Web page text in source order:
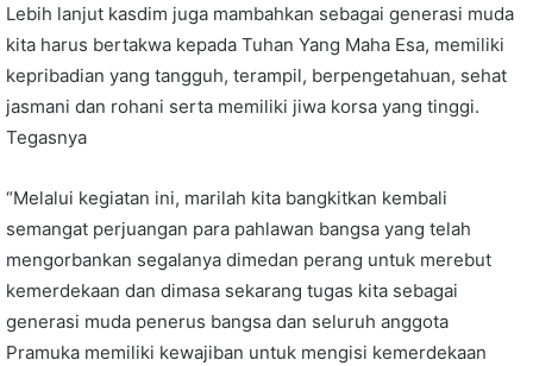
Lebih lanjut kasdim juga mambahkan sebagai generasi muda
kita harus bertakwa kepada Tuhan Yang Maha Esa, memiliki
kepribadian yang tangguh, terampil, berpengetahuan, sehat
jasmani dan rohani serta memiliki jiwa korsa yang tinggi.
Tegasnya
“Melalui kegiatan ini, marilah kita bangkitkan kembali
semangat perjuangan para pahlawan bangsa yang telah
mengorbankan segalanya dimedan perang untuk merebut
kemerdekaan dan dimasa sekarang tugas kita sebagai
generasi muda penerus bangsa dan seluruh anggota
Pramuka memiliki kewajiban untuk mengisi kemerdekaan